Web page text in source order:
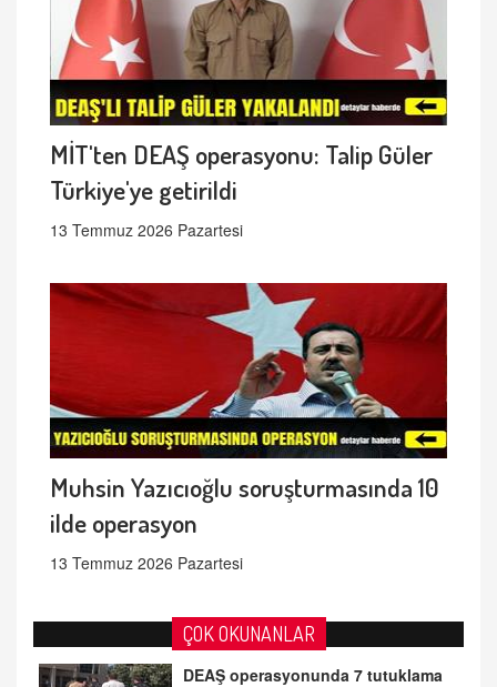
MİT'ten DEAŞ operasyonu: Talip Güler
Türkiye'ye getirildi
13 Temmuz 2026 Pazartesi
Muhsin Yazıcıoğlu soruşturmasında 10
ilde operasyon
13 Temmuz 2026 Pazartesi
ÇOK OKUNANLAR
DEAŞ operasyonunda 7 tutuklama